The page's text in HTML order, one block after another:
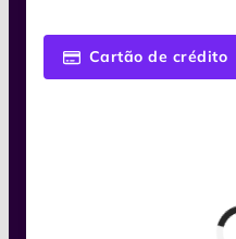
Cartão de crédito